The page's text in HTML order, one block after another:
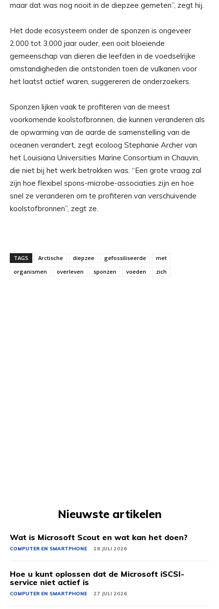
maar dat was nog nooit in de diepzee gemeten”, zegt hij.
Het dode ecosysteem onder de sponzen is ongeveer
2.000 tot 3.000 jaar ouder, een ooit bloeiende
gemeenschap van dieren die leefden in de voedselrijke
omstandigheden die ontstonden toen de vulkanen voor
het laatst actief waren, suggereren de onderzoekers.
Sponzen lijken vaak te profiteren van de meest
voorkomende koolstofbronnen, die kunnen veranderen als
de opwarming van de aarde de samenstelling van de
oceanen verandert, zegt ecoloog Stephanie Archer van
het Louisiana Universities Marine Consortium in Chauvin,
die niet bij het werk betrokken was. “Een grote vraag zal
zijn hoe flexibel spons-microbe-associaties zijn en hoe
snel ze veranderen om te profiteren van verschuivende
koolstofbronnen”, zegt ze.
TAGS Arctische diepzee gefossiliseerde
met
organismen
overleven sponzen voeden zich
Nieuwste artikelen
Wat is Microsoft Scout en wat kan het doen?
COMPUTER EN SMARTPHONE 28 JULI 2026
Hoe u kunt oplossen dat de Microsoft iSCSI-
service niet actief is
COMPUTER EN SMARTPHONE 27 JULI 2026